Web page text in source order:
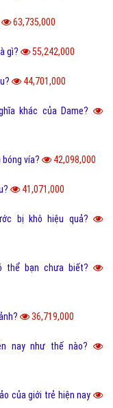
63,735,000
gì? 55,242,000
44,701,000
khác của Dame?
vía? 42,098,000
41,071,000
bị khô hiệu quả?
thể bạn chưa biết?
36,719,000
nay như thế nào?
của giới trẻ hiện nay